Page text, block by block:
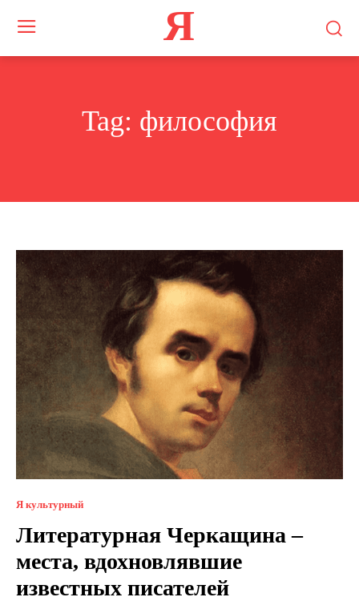
Я
Tag: философия
Я культурный
Литературная Черкащина –
места, вдохновлявшие
известных писателей